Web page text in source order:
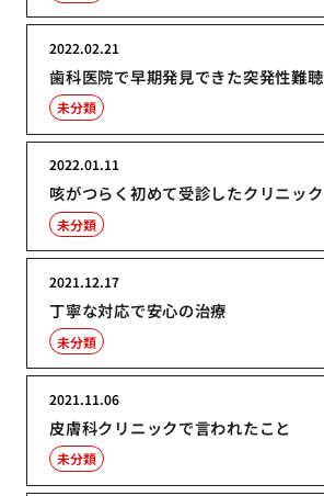
歯科医院で早期発見できた突発性難聴
2022.02.21
未分類
咳がつらく初めて受診したクリニック
2022.01.11
未分類
丁寧な対応で安心の治療
2021.12.17
未分類
皮膚科クリニックで言われたこと
2021.11.06
未分類